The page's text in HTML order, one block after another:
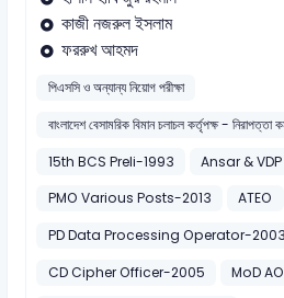
কাজী নজরুল ইসলাম
ফররুখ আহমদ
পিএসসি ও অন্যান্য নিয়োগ পরীক্ষা
বাংলাদেশ বেসামরিক বিমান চলাচল কর্তৃপক্ষ - নিরাপত্তা
15th BCS Preli-1993
Ansar &
PMO Various Posts-2013
ATEO
PD Data Processing Operator-2003
CD Cipher Officer-2005
MoD